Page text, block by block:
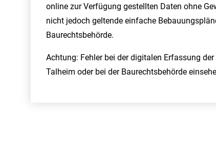
online zur Verfügung gestellten Daten ohne
nicht jedoch geltende einfache
Baurechtsbehörde.
Achtung: Fehler bei der digitalen Erfassung
Talheim oder bei der Baurechtsbehörde